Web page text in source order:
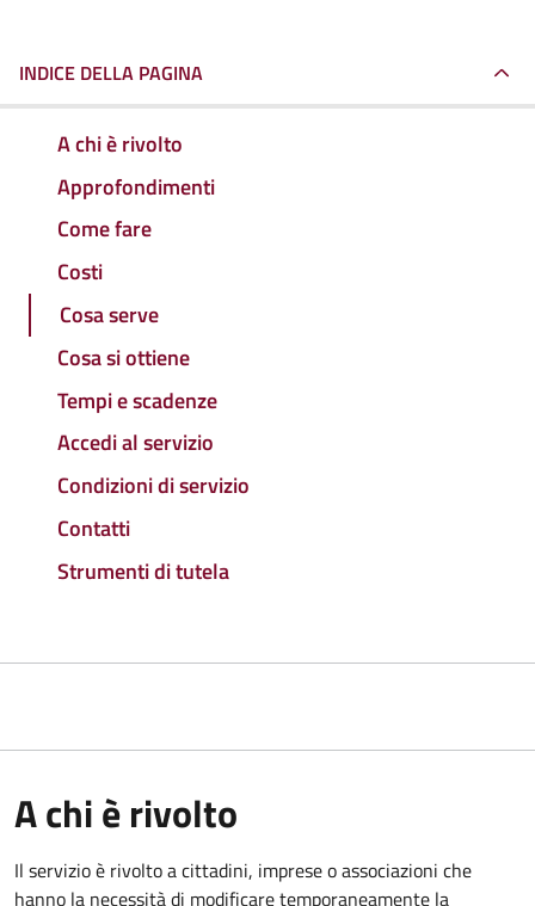
INDICE DELLA PAGINA
A chi è rivolto
Approfondimenti
Come fare
Costi
Cosa serve
Cosa si ottiene
Tempi e scadenze
Accedi al servizio
Condizioni di servizio
Contatti
Strumenti di tutela
A chi è rivolto
Il servizio è rivolto a cittadini, imprese o associazioni che
hanno la necessità di modificare temporaneamente la